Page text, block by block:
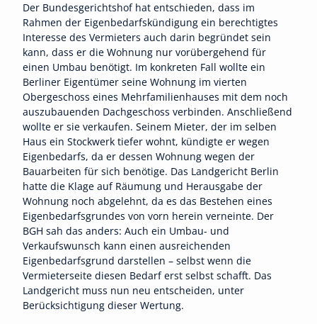
Der Bundesgerichtshof hat entschieden, dass im
Rahmen der Eigenbedarfskündigung ein berechtigtes
Interesse des Vermieters auch darin begründet sein
kann, dass er die Wohnung nur vorübergehend für
einen Umbau benötigt. Im konkreten Fall wollte ein
Berliner Eigentümer seine Wohnung im vierten
Obergeschoss eines Mehrfamilienhauses mit dem noch
auszubauenden Dachgeschoss verbinden. Anschließend
wollte er sie verkaufen. Seinem Mieter, der im selben
Haus ein Stockwerk tiefer wohnt, kündigte er wegen
Eigenbedarfs, da er dessen Wohnung wegen der
Bauarbeiten für sich benötige. Das Landgericht Berlin
hatte die Klage auf Räumung und Herausgabe der
Wohnung noch abgelehnt, da es das Bestehen eines
Eigenbedarfsgrundes von vorn herein verneinte. Der
BGH sah das anders: Auch ein Umbau- und
Verkaufswunsch kann einen ausreichenden
Eigenbedarfsgrund darstellen – selbst wenn die
Vermieterseite diesen Bedarf erst selbst schafft. Das
Landgericht muss nun neu entscheiden, unter
Berücksichtigung dieser Wertung.